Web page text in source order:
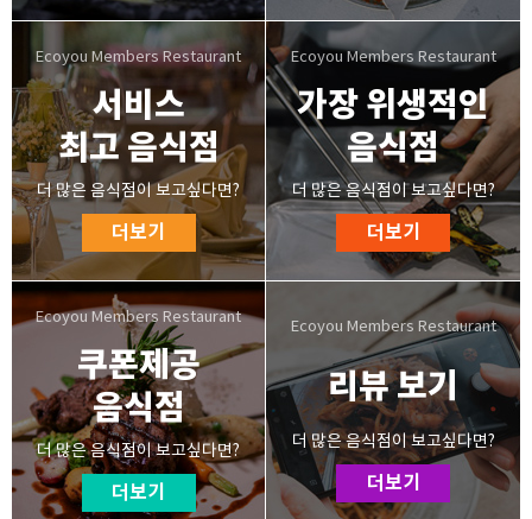
서비스
최고 음식점
더 많은 음식점이 보고싶다면?
더보기
가장 위생적인
음식점
더 많은 음식점이 보고싶다면?
더보기
쿠폰제공
음식점
더 많은 음식점이 보고싶다면?
더보기
리뷰 보기
더 많은 음식점이 보고싶다면?
더보기